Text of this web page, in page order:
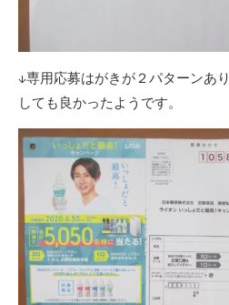
↓専用応募はがきが２パターンあ
しても良かったようです。